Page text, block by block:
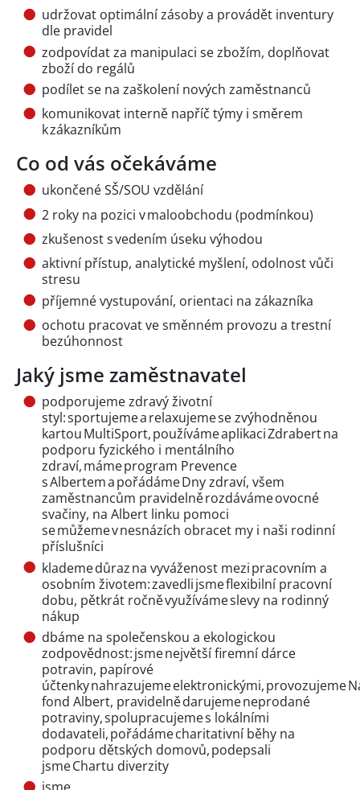
udržovat optimální zásoby a provádět inventury
dle pravidel
zodpovídat za manipulaci se zbožím, doplňovat
zboží do regálů
podílet se na zaškolení nových zaměstnanců
komunikovat interně napříč týmy i směrem
k zákazníkům
Co od vás očekáváme
ukončené SŠ/SOU vzdělání
2 roky na pozici v maloobchodu (podmínkou)
zkušenost s vedením úseku výhodou
aktivní přístup, analytické myšlení, odolnost vůči
stresu
příjemné vystupování, orientaci na zákazníka
ochotu pracovat ve směnném provozu a trestní
bezúhonnost
Jaký jsme zaměstnavatel
podporujeme zdravý životní
styl: sportujeme a relaxujeme se zvýhodněnou
kartou MultiSport, používáme aplikaci Zdrabert na
podporu fyzického i mentálního
zdraví, máme program Prevence
s Albertem a pořádáme Dny zdraví, všem
zaměstnancům pravidelně rozdáváme ovocné
svačiny, na Albert linku pomoci
se můžeme v nesnázích obracet my i naši rodinní
příslušníci
klademe důraz na vyváženost mezi pracovním a
osobním životem: zavedli jsme flexibilní pracovní
dobu, pětkrát ročně využíváme slevy na rodinný
nákup
dbáme na společenskou a ekologickou
zodpovědnost: jsme největší firemní dárce
potravin, papírové
účtenky nahrazujeme elektronickými, provozujeme
fond Albert, pravidelně darujeme neprodané
potraviny, spolupracujeme s lokálními
dodavateli, pořádáme charitativní běhy na
podporu dětských domovů, podepsali
jsme Chartu diverzity